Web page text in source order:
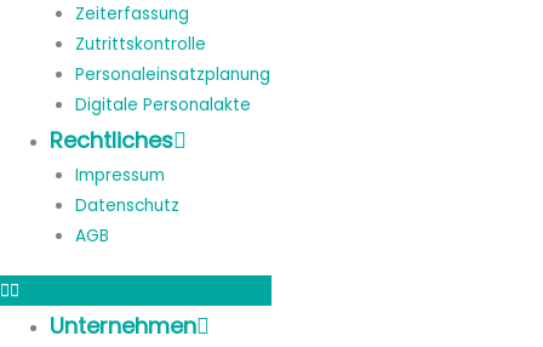
Zeiterfassung
Zutrittskontrolle
Personaleinsatzplanung
Digitale Personalakte
Rechtliches
Impressum
Datenschutz
AGB
Unternehmen